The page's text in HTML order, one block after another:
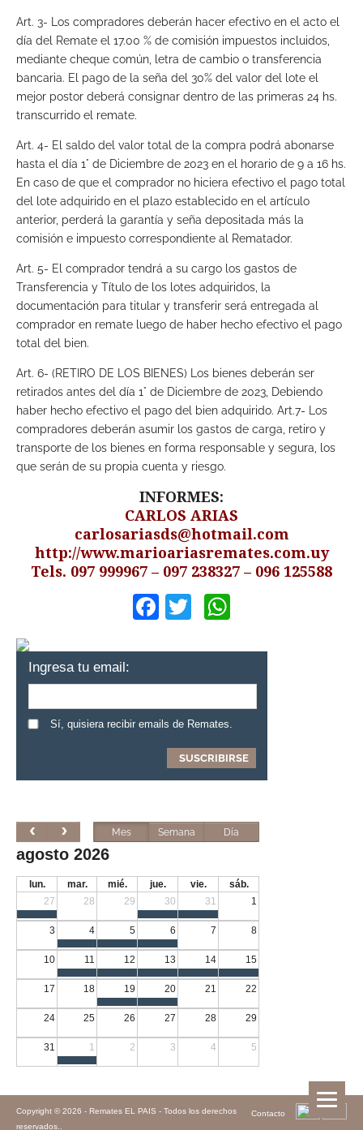
Art. 3- Los compradores deberán hacer efectivo en el acto el
día del Remate el 17.00 % de comisión impuestos incluidos,
mediante cheque común, letra de cambio o transferencia
bancaria. El pago de la seña del 30% del valor del lote el
mejor postor deberá consignar dentro de las primeras 24 hs.
transcurrido el remate.
Art. 4- El saldo del valor total de la compra podrá abonarse
hasta el día 1° de Diciembre de 2023 en el horario de 9 a 16 hs.
En caso de que el comprador no hiciera efectivo el pago total
del lote adquirido en el plazo establecido en el artículo
anterior, perderá la garantía y seña depositada más la
comisión e impuesto correspondiente al Rematador.
Art. 5- El comprador tendrá a su cargo los gastos de
Transferencia y Título de los lotes adquiridos, la
documentación para titular y transferir será entregada al
comprador en remate luego de haber hecho efectivo el pago
total del bien.
Art. 6- (RETIRO DE LOS BIENES) Los bienes deberán ser
retirados antes del día 1° de Diciembre de 2023, Debiendo
haber hecho efectivo el pago del bien adquirido. Art.7- Los
compradores deberán asumir los gastos de carga, retiro y
transporte de los bienes en forma responsable y segura, los
que serán de su propia cuenta y riesgo.
INFORMES:
CARLOS ARIAS
carlosariasds@hotmail.com
http://www.marioariasremates.com.uy
Tels. 097 999967 – 097 238327 – 096 125588
Facebook
Twitter
Ingresa tu email:
Sí, quisiera recibir emails de Remates.
Mes Semana Día
agosto 2026
lun. mar. mié. jue. vie.
sáb.
27
28 29 30 31 1
3 4 5 6 7 8
10 11 12 13 14 15
17 18 19 20 21 22
24 25 26 27 28 29
31 1 2 3 4 5
Contacto
Copyright © 2026 - Remates EL PAIS - Todos los derechos
reservados..